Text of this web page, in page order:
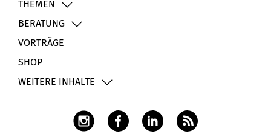
THEMEN
BERATUNG
VORTRÄGE
SHOP
WEITERE INHALTE